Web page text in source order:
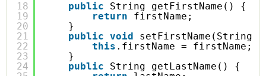
18
19
20
21
22
23
24
public
String getFirstName() {
return
firstName;
}
public
void
setFirstName(String
this .firstName = firstName;
}
public
String getLastName() {